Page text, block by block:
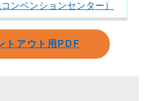
ンベンションセンター）
トアウト用PDF